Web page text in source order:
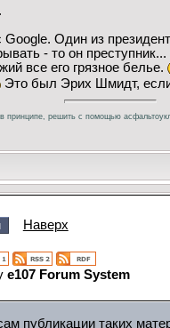
Один из
- то он
все его грязное белье.
Это был Эрих Шмидт,
решить с помощью
Наверх
e107 Forum System
публикации таких